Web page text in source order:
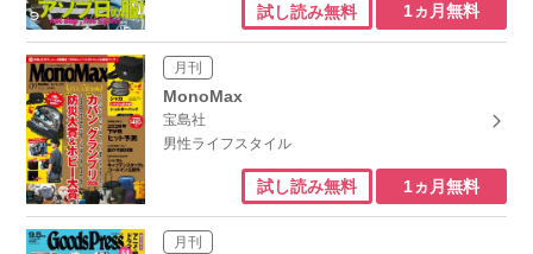
試し読み無料 1ヵ月無料
月刊
MonoMax
宝島社
男性ライフスタイル
試し読み無料 1ヵ月無料
月刊